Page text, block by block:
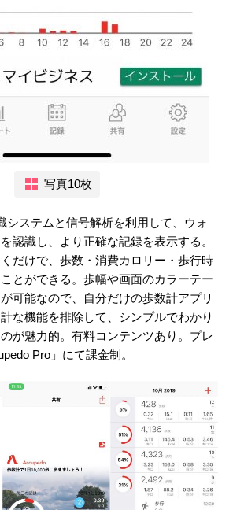
写真10枚
システムと信号解析を利用して、ウォ
認識し、より正確な記録を表示する。
だけで、歩数・消費カロリー・歩行時
とができる。歩幅や画面のカラーテー
可能なので、自分だけの歩数計アプリ
な機能を排除して、シンプルでわかり
が魅力的。有料コンテンツあり。プレ
Pro」にて課金制。